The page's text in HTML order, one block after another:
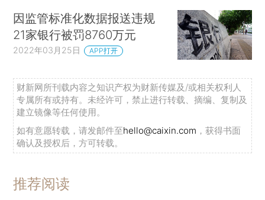
因监管标准化数据报送违规
21家银行被罚8760万元
2022年03月25日 APP打开
财新网所刊载内容之知识产权为财新传媒及/或相关权利人
专属所有或持有。未经许可，禁止进行转载、摘编、复制及
建立镜像等任何使用。
如有意愿转载，请发邮件至hello@caixin.com ，获得书面
确认及授权后，方可转载。
推荐阅读